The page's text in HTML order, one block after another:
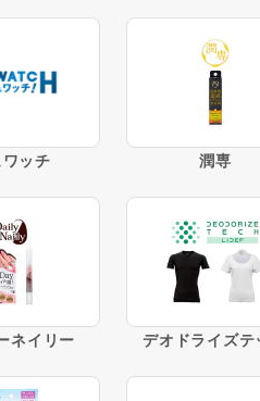
ッチ 潤専
ネイリー デオドライズテ